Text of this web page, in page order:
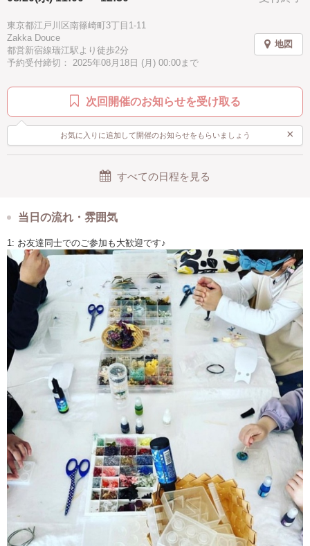
以下から2点お選びください
ヘアゴム
ヘアピン
ストラップ(キーホルダー)
ネックレス
3000円(3300円・税込)
4名様
▶︎東京都江戸川区南篠崎町３丁目１−１１
(都営新宿線「瑞江駅」より徒歩3分)
東京都江戸川区南篠崎町3丁目1-11
Zakka Douce
都営新宿線瑞江駅より徒歩2分
予約受付締切： 2025年08月18日 (月) 00:00まで
地図
次回開催のお知らせを受け取る
お気に入りに追加して開催のお知らせをもらいましょう ×
すべての日程を見る
当日の流れ・雰囲気
1: お友達同士でのご参加も大歓迎です♪